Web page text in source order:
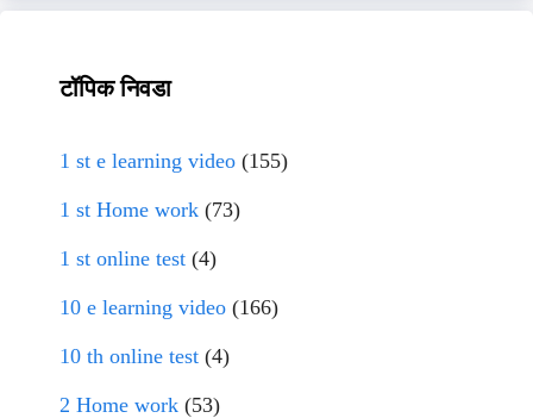
टॉपिक निवडा
1 st e learning video (155)
1 st Home work (73)
1 st online test (4)
10 e learning video (166)
10 th online test (4)
2 Home work (53)